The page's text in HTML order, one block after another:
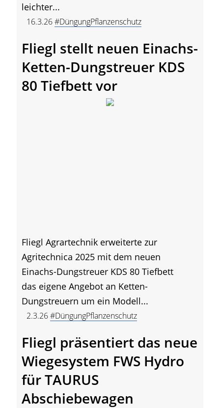
leichter...
16.3.26#DüngungPflanzenschutz
Fliegl stellt neuen Einachs-
Ketten-Dungstreuer KDS
80 Tiefbett vor
Fliegl Agrartechnik erweiterte zur
Agritechnica 2025 mit dem neuen
Einachs-Dungstreuer KDS 80 Tiefbett
das eigene Angebot an Ketten-
Dungstreuern um ein Modell...
2.3.26#DüngungPflanzenschutz
Fliegl präsentiert das neue
Wiegesystem FWS Hydro
für TAURUS
Abschiebewagen